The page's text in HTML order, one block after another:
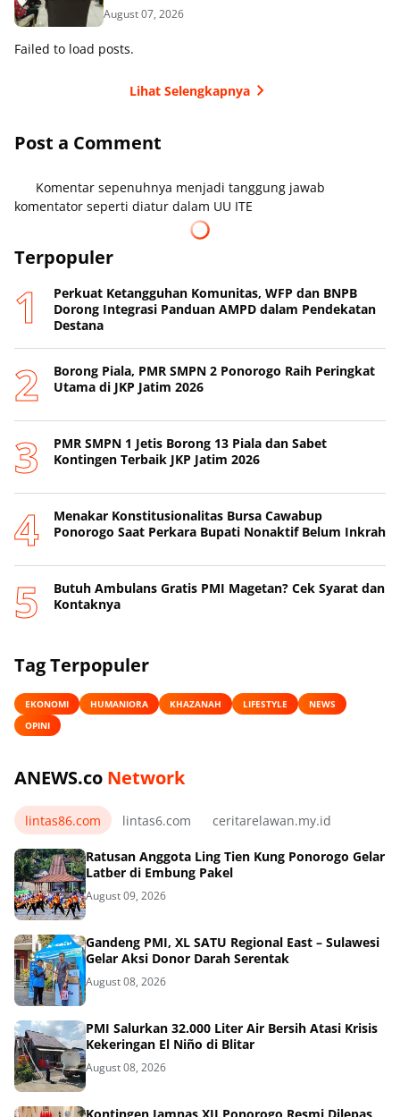
August 07, 2026
Failed to load posts.
Lihat Selengkapnya
Post a Comment
Komentar sepenuhnya menjadi tanggung jawab
komentator seperti diatur dalam UU ITE
Terpopuler
Perkuat Ketangguhan Komunitas, WFP dan BNPB
Dorong Integrasi Panduan AMPD dalam Pendekatan
Destana
Borong Piala, PMR SMPN 2 Ponorogo Raih Peringkat
Utama di JKP Jatim 2026
PMR SMPN 1 Jetis Borong 13 Piala dan Sabet
Kontingen Terbaik JKP Jatim 2026
Menakar Konstitusionalitas Bursa Cawabup
Ponorogo Saat Perkara Bupati Nonaktif Belum Inkrah
Butuh Ambulans Gratis PMI Magetan? Cek Syarat dan
Kontaknya
Tag Terpopuler
EKONOMI HUMANIORA KHAZANAH LIFESTYLE
NEWS
OPINI
ANEWS.co Network
lintas86.com lintas6.com ceritarelawan.my.id
Ratusan Anggota Ling Tien Kung Ponorogo Gelar
Latber di Embung Pakel
August 09, 2026
Gandeng PMI, XL SATU Regional East – Sulawesi
Gelar Aksi Donor Darah Serentak
August 08, 2026
PMI Salurkan 32.000 Liter Air Bersih Atasi Krisis
Kekeringan El Niño di Blitar
August 08, 2026